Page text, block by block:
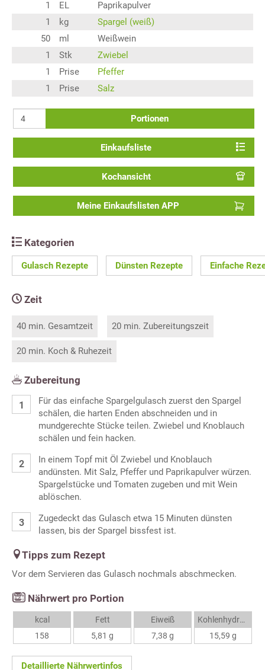
1
EL
Paprikapulver
1
kg
Spargel (weiß)
50
ml
Weißwein
1
Stk
Zwiebel
1
Prise
Pfeffer
1
Prise Salz
Portionen
Einkaufsliste
Kochansicht
Meine Einkaufslisten APP
Kategorien
Gulasch Rezepte Dünsten Rezepte Einfache
Zeit
40 min. Gesamtzeit 20 min. Zubereitungszeit
20 min. Koch & Ruhezeit
Zubereitung
Für das einfache Spargelgulasch zuerst den Spargel
schälen, die harten Enden abschneiden und in
mundgerechte Stücke teilen. Zwiebel und Knoblauch
schälen und fein hacken.
In einem Topf mit Öl Zwiebel und Knoblauch
andünsten. Mit Salz, Pfeffer und Paprikapulver würzen.
Spargelstücke und Tomaten zugeben und mit Wein
ablöschen.
Zugedeckt das Gulasch etwa 15 Minuten dünsten
lassen, bis der Spargel bissfest ist.
Tipps zum Rezept
Vor dem Servieren das Gulasch nochmals abschmecken.
Nährwert pro Portion
kcal
158
Fett
5,81 g
Eiweiß
7,38 g
Kohlenhydrate
15,59 g
Detaillierte Nährwertinfos